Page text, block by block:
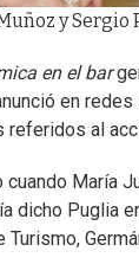
y Sergio
en el bar
en
referidos al
cuando María
dicho Puglia